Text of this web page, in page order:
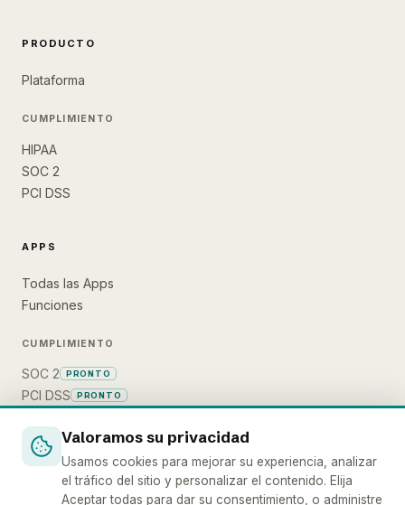
PRODUCTO
Plataforma
CUMPLIMIENTO
HIPAA
SOC 2
PCI DSS
APPS
Todas las Apps
Funciones
CUMPLIMIENTO
SOC 2 PRONTO
PCI DSS PRONTO
EMPRESA
Nosotros
Valoramos su privacidad
Usamos cookies para mejorar su experiencia, analizar
el tráfico del sitio y personalizar el contenido. Elija
Aceptar todas para dar su consentimiento, o administre